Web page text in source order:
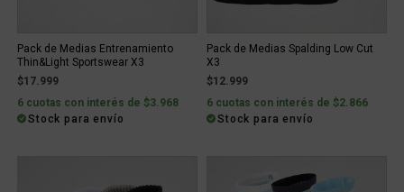
Pack de Medias Entrenamiento
Thin&Light Sportswear X3
$17.999
6 cuotas con interés de $3.968
Stock para envío
Pack de Medias Spalding Low Cut
X3
$12.999
6 cuotas con interés de $2.866
Stock para envío